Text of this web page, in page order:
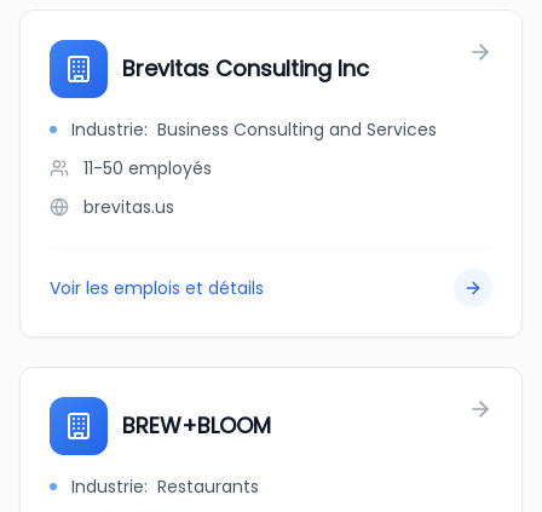
Brevitas Consulting Inc
Industrie: Business Consulting and Services
11-50 employés
brevitas.us
Voir les emplois et détails
BREW+BLOOM
Industrie: Restaurants